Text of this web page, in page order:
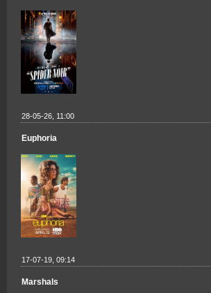
28-05-26, 11:00
Euphoria
17-07-19, 09:14
Marshals